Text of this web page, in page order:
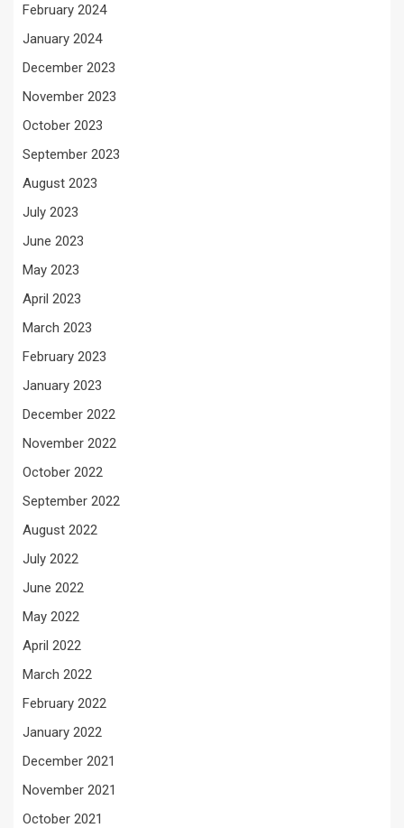
February 2024
January 2024
December 2023
November 2023
October 2023
September 2023
August 2023
July 2023
June 2023
May 2023
April 2023
March 2023
February 2023
January 2023
December 2022
November 2022
October 2022
September 2022
August 2022
July 2022
June 2022
May 2022
April 2022
March 2022
February 2022
January 2022
December 2021
November 2021
October 2021